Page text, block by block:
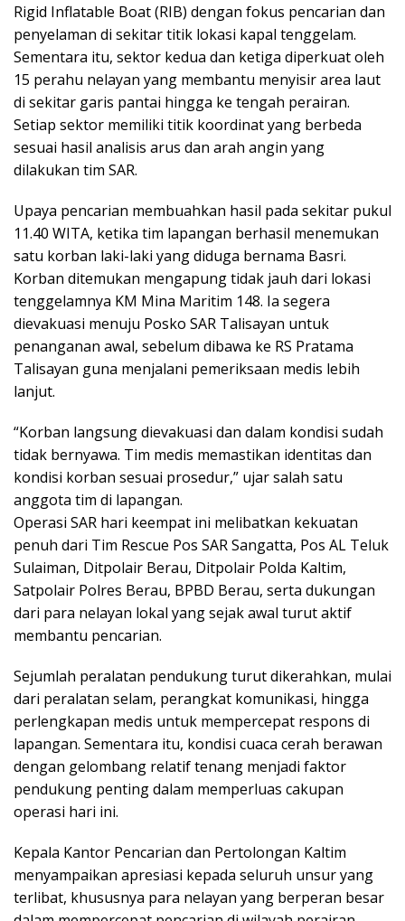
Rigid Inflatable Boat (RIB) dengan fokus pencarian dan
penyelaman di sekitar titik lokasi kapal tenggelam.
Sementara itu, sektor kedua dan ketiga diperkuat oleh
15 perahu nelayan yang membantu menyisir area laut
di sekitar garis pantai hingga ke tengah perairan.
Setiap sektor memiliki titik koordinat yang berbeda
sesuai hasil analisis arus dan arah angin yang
dilakukan tim SAR.
Upaya pencarian membuahkan hasil pada sekitar pukul
11.40 WITA, ketika tim lapangan berhasil menemukan
satu korban laki-laki yang diduga bernama Basri.
Korban ditemukan mengapung tidak jauh dari lokasi
tenggelamnya KM Mina Maritim 148. Ia segera
dievakuasi menuju Posko SAR Talisayan untuk
penanganan awal, sebelum dibawa ke RS Pratama
Talisayan guna menjalani pemeriksaan medis lebih
lanjut.
“Korban langsung dievakuasi dan dalam kondisi sudah
tidak bernyawa. Tim medis memastikan identitas dan
kondisi korban sesuai prosedur,” ujar salah satu
anggota tim di lapangan.
Operasi SAR hari keempat ini melibatkan kekuatan
penuh dari Tim Rescue Pos SAR Sangatta, Pos AL Teluk
Sulaiman, Ditpolair Berau, Ditpolair Polda Kaltim,
Satpolair Polres Berau, BPBD Berau, serta dukungan
dari para nelayan lokal yang sejak awal turut aktif
membantu pencarian.
Sejumlah peralatan pendukung turut dikerahkan, mulai
dari peralatan selam, perangkat komunikasi, hingga
perlengkapan medis untuk mempercepat respons di
lapangan. Sementara itu, kondisi cuaca cerah berawan
dengan gelombang relatif tenang menjadi faktor
pendukung penting dalam memperluas cakupan
operasi hari ini.
Kepala Kantor Pencarian dan Pertolongan Kaltim
menyampaikan apresiasi kepada seluruh unsur yang
terlibat, khususnya para nelayan yang berperan besar